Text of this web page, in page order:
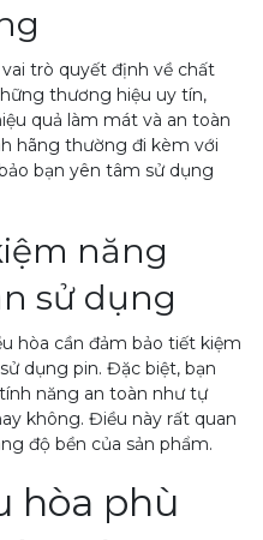
trò quyết định về chất
thương hiệu uy tín,
quả làm mát và an toàn
hãng thường đi kèm với
bạn yên tâm sử dụng
năng
sử dụng
hòa cần đảm bảo tiết kiệm
dụng pin. Đặc biệt, bạn
năng an toàn như tự
không. Điều này rất quan
độ bền của sản phẩm.
hòa phù